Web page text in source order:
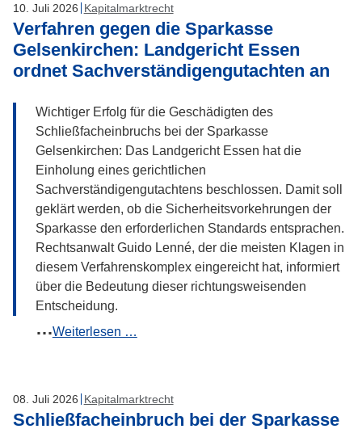
dauerhaft
sperren
–
und
kann
ich
dagegen
tun?
10 Juli 2026 Kapitalmarktrecht
Verfahren gegen die Sparkasse
Gelsenkirchen: Landgericht Essen
ordnet Sachverständigengutachten an
Wichtiger Erfolg für die Geschädigten des
Schließfacheinbruchs bei der Sparkasse
Gelsenkirchen: Das Landgericht Essen hat die
Einholung eines gerichtlichen
Sachverständigengutachtens beschlossen. Damit soll
geklärt werden, ob die Sicherheitsvorkehrungen der
Sparkasse den erforderlichen Standards entsprachen.
Rechtsanwalt Guido Lenné, der die meisten Klagen in
diesem Verfahrenskomplex eingereicht hat, informiert
über die Bedeutung dieser richtungsweisenden
Entscheidung.
Weiterlesen …
Gelsenkirchen:
08 Juli 2026 Kapitalmarktrecht
Schließfacheinbruch bei der Sparkasse